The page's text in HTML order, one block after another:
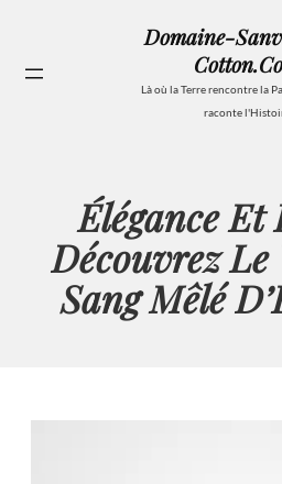
contenu
Domaine-
Là où la Terre rencontre la
raconte
Élégance Et
Découvrez Le
Sang Mêlé